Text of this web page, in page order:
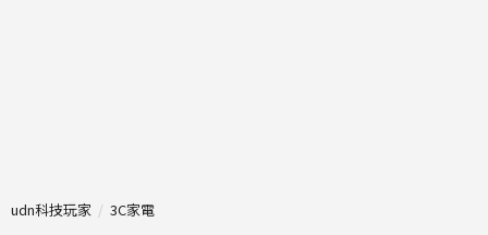
udn科技玩家 3C家電